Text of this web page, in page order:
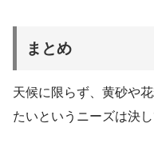
まとめ
天候に限らず、黄砂や
たいというニーズは決